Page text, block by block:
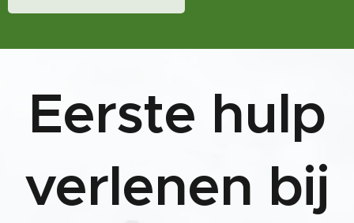
Eerste hulp
verlenen bij